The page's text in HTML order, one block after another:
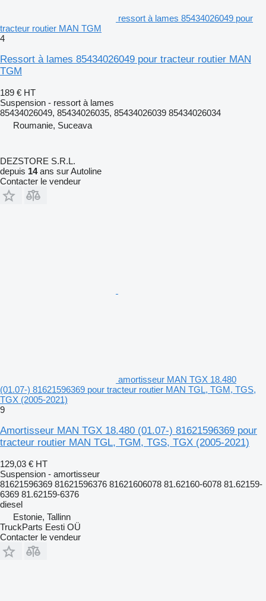
ressort à lames 85434026049 pour
tracteur routier MAN TGM
4
Ressort à lames 85434026049 pour tracteur routier MAN
TGM
189 € HT
Suspension - ressort à lames
85434026049, 85434026035, 85434026039 85434026034
Roumanie, Suceava
DEZSTORE S.R.L.
depuis 14ans sur Autoline
Contacter le vendeur
amortisseur MAN TGX 18.480
(01.07-) 81621596369 pour tracteur routier MAN TGL, TGM, TGS,
TGX (2005-2021)
9
Amortisseur MAN TGX 18.480 (01.07-) 81621596369 pour
tracteur routier MAN TGL, TGM, TGS, TGX (2005-2021)
129,03 € HT
Suspension - amortisseur
81621596369 81621596376 81621606078 81.62160-6078 81.62159-
6369 81.62159-6376
diesel
Estonie, Tallinn
TruckParts Eesti OÜ
Contacter le vendeur